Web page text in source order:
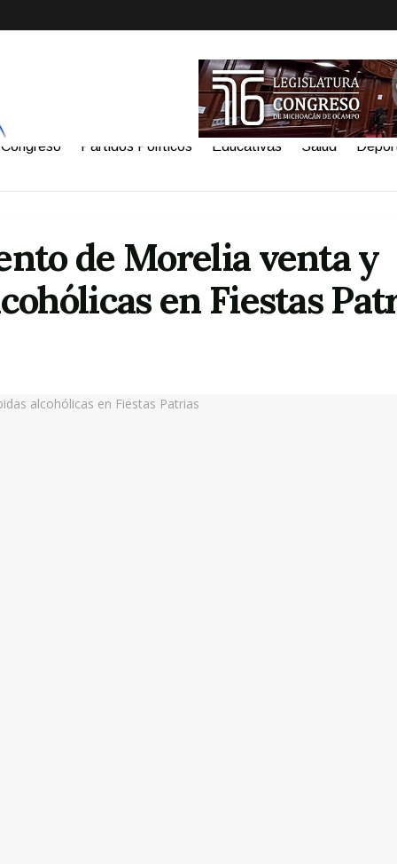
Congreso Partidos Políticos Educativas Salud
de Morelia venta y
en Fiestas